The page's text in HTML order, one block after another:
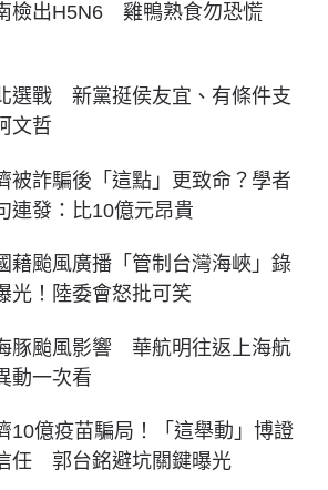
檢出H5N6 雞鴨熟食勿恐慌
選戰 新黨挺侯友宜、有條件支
文哲
被詐騙後「這點」更致命？學者
連發：比10億元昂貴
藉颱風廣播「管制台灣海峽」錄
光！陸委會怒批可笑
豚颱風影響 華航明往返上海航
動一次看
10億疫苗騙局！「這舉動」博證
任 郭台銘避坑關鍵曝光